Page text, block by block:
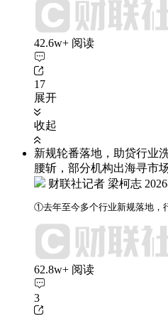
42.6w+ 阅读
17
展开
收起
新规轮番落地，助贷行业
腰斩，部分机构出海寻市
财联社记者 梁柯志
①去年至今多个行业新规落地，
62.8w+ 阅读
3